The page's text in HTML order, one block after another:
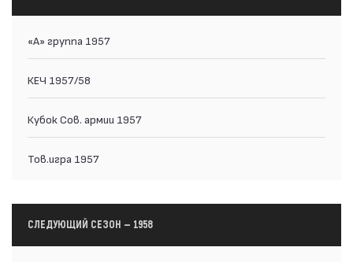
«А» группа 1957
КЕЧ 1957/58
Кубок Сов. армии 1957
Тов.игра 1957
СЛЕДУЮЩИЙ СЕЗОН — 1958